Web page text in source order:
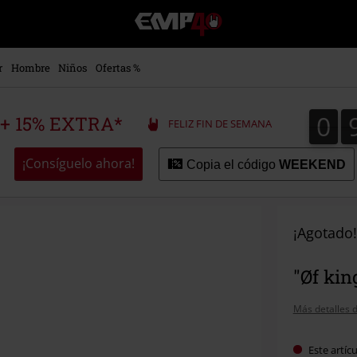
EMP
-
Música,
Merch
Ropa
Alternativa
Hombre Niños Ofertas %
15% EXTRA* FELIZ FIN DE SEMANA 0
0
¡Consíguelo ahora! Copia el código WEEKEND
¡Agotado!
"Øf
Más detalles
Este